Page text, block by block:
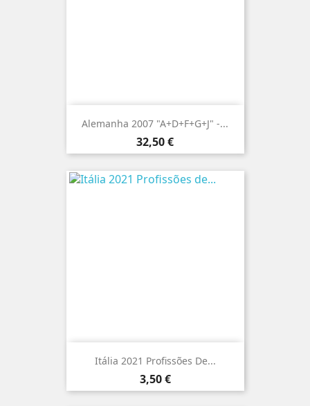
Alemanha 2007 "A+D+F+G+J" -...
Preço
32,50 €
Itália 2021 Profissões De...
Preço
3,50 €